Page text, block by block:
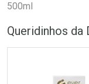
500ml
Queridinhos da